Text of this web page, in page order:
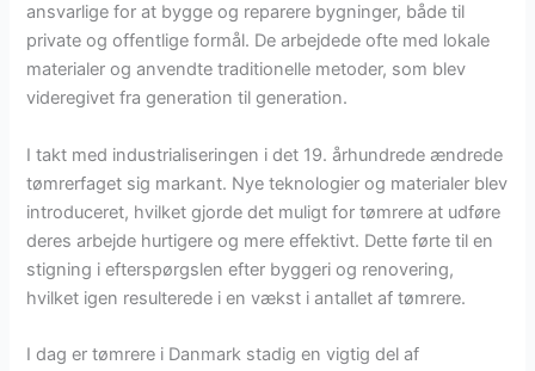
ansvarlige for at bygge og reparere bygninger, både til
private og offentlige formål. De arbejdede ofte med lokale
materialer og anvendte traditionelle metoder, som blev
videregivet fra generation til generation.
I takt med industrialiseringen i det 19. århundrede ændrede
tømrerfaget sig markant. Nye teknologier og materialer blev
introduceret, hvilket gjorde det muligt for tømrere at udføre
deres arbejde hurtigere og mere effektivt. Dette førte til en
stigning i efterspørgslen efter byggeri og renovering,
hvilket igen resulterede i en vækst i antallet af tømrere.
I dag er tømrere i Danmark stadig en vigtig del af